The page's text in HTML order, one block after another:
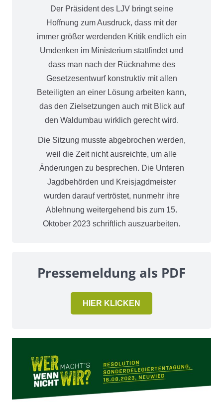
Der Präsident des LJV bringt seine
Hoffnung zum Ausdruck, dass mit der
immer größer werdenden Kritik endlich ein
Umdenken im Ministerium stattfindet und
dass man nach der Rücknahme des
Gesetzesentwurf konstruktiv mit allen
Beteiligten an einer Lösung arbeiten kann,
das den Zielsetzungen auch mit Blick auf
den Waldumbau wirklich gerecht wird.
Die Sitzung musste abgebrochen werden,
weil die Zeit nicht ausreichte, um alle
Änderungen zu besprechen. Die Unteren
Jagdbehörden und Kreisjagdmeister
wurden darauf vertröstet, nunmehr ihre
Ablehnung weitergehend bis zum 15.
Oktober 2023 schriftlich auszuarbeiten.
Pressemeldung als PDF
HIER KLICKEN